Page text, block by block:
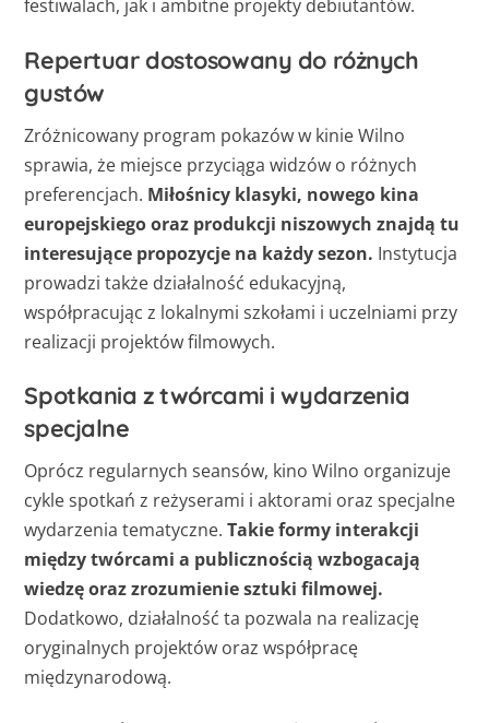
festiwalach, jak i ambitne projekty debiutantów.
Repertuar dostosowany do różnych
gustów
Zróżnicowany program pokazów w kinie Wilno
sprawia, że miejsce przyciąga widzów o różnych
preferencjach. Miłośnicy klasyki, nowego kina
europejskiego oraz produkcji niszowych znajdą tu
interesujące propozycje na każdy sezon. Instytucja
prowadzi także działalność edukacyjną,
współpracując z lokalnymi szkołami i uczelniami przy
realizacji projektów filmowych.
Spotkania z twórcami i wydarzenia
specjalne
Oprócz regularnych seansów, kino Wilno organizuje
cykle spotkań z reżyserami i aktorami oraz specjalne
wydarzenia tematyczne.Takie formy interakcji
między twórcami a publicznością wzbogacają
wiedzę oraz zrozumienie sztuki filmowej.
Dodatkowo, działalność ta pozwala na realizację
oryginalnych projektów oraz współpracę
międzynarodową.